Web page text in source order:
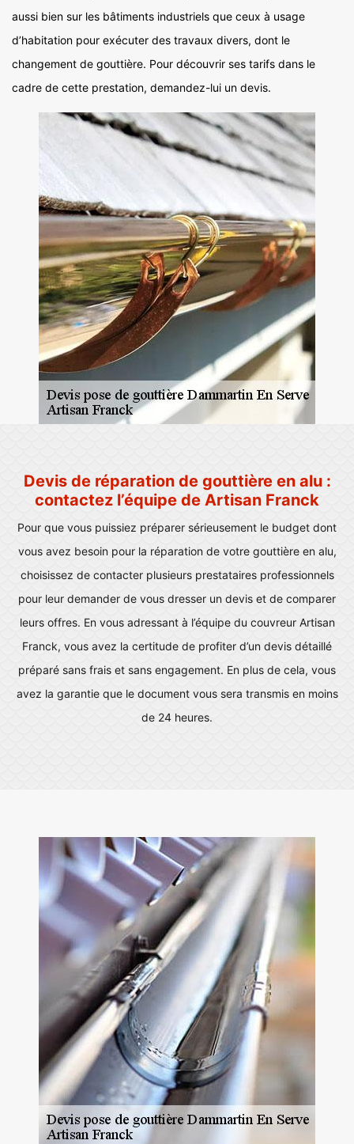
aussi bien sur les bâtiments industriels que ceux à usage
d’habitation pour exécuter des travaux divers, dont le
changement de gouttière. Pour découvrir ses tarifs dans le
cadre de cette prestation, demandez-lui un devis.
Devis de réparation de gouttière en alu :
contactez l’équipe de Artisan Franck
Pour que vous puissiez préparer sérieusement le budget dont
vous avez besoin pour la réparation de votre gouttière en alu,
choisissez de contacter plusieurs prestataires professionnels
pour leur demander de vous dresser un devis et de comparer
leurs offres. En vous adressant à l’équipe du couvreur Artisan
Franck, vous avez la certitude de profiter d’un devis détaillé
préparé sans frais et sans engagement. En plus de cela, vous
avez la garantie que le document vous sera transmis en moins
de 24 heures.